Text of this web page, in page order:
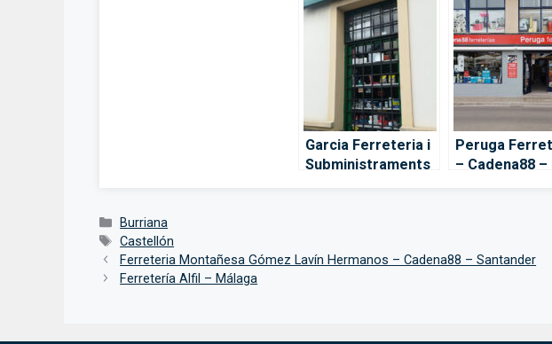
Garcia Ferreteria i
Subministraments
Peruga
– Cadena88 –
Categorías
Burriana
Etiquetas
Castellón
Ferreteria Montañesa Gómez Lavín Hermanos – Cadena88 – Santander
Ferretería Alfil – Málaga